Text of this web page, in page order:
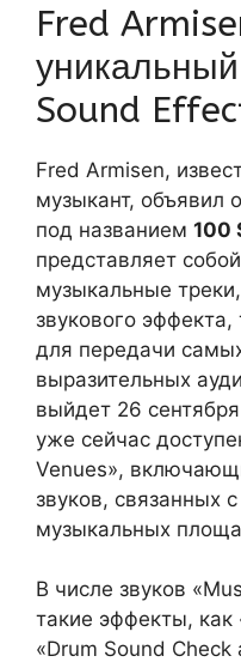
Fred
Sound
Fred Armisen,
музыкант, объявил
под названием 100
представляет
музыкальные
звукового
для передачи
выразительных
выйдет 26
уже сейчас
Venues»,
звуков, связанных
музыкальных
В числе звуков
такие эффекты, как
«Drum Sound